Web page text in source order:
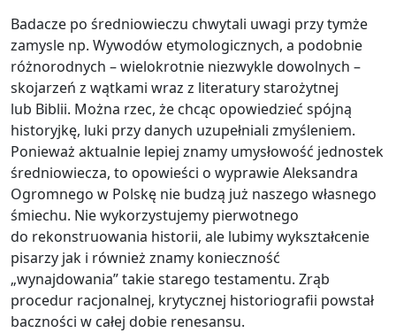
Badacze po średniowieczu chwytali uwagi przy tymże
zamysle np. Wywodów etymologicznych, a podobnie
różnorodnych – wielokrotnie niezwykle dowolnych –
skojarzeń z wątkami wraz z literatury starożytnej
lub Biblii. Można rzec, że chcąc opowiedzieć spójną
historyjkę, luki przy danych uzupełniali zmyśleniem.
Ponieważ aktualnie lepiej znamy umysłowość jednostek
średniowiecza, to opowieści o wyprawie Aleksandra
Ogromnego w Polskę nie budzą już naszego własnego
śmiechu. Nie wykorzystujemy pierwotnego
do rekonstruowania historii, ale lubimy wykształcenie
pisarzy jak i również znamy konieczność
„wynajdowania” takie starego testamentu. Zrąb
procedur racjonalnej, krytycznej historiografii powstał
baczności w całej dobie renesansu.